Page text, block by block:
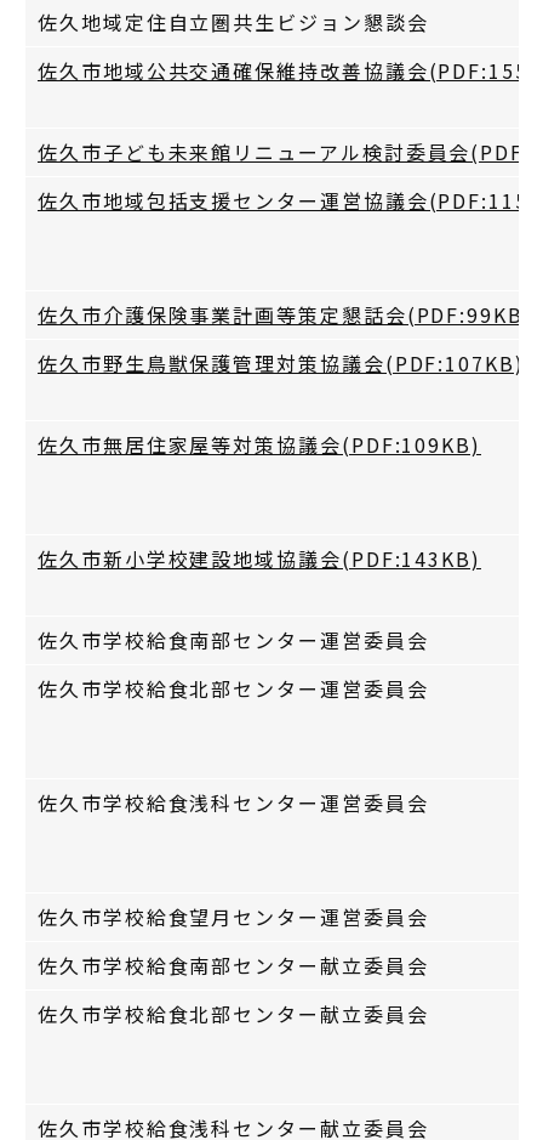
佐久地域定住自立圏共生ビジョン懇談会
佐久市地域公共交通確保維持改善協議会
佐久市子ども未来館リニューアル検討委員会
佐久市地域包括支援センター運営協議会
佐久市介護保険事業計画等策定懇話会(PDF:99KB)
佐久市野生鳥獣保護管理対策協議会(PDF:107KB)
佐久市無居住家屋等対策協議会(PDF:109KB)
佐久市新小学校建設地域協議会(PDF:143KB)
佐久市学校給食南部センター運営委員会
佐久市学校給食北部センター運営委員会
佐久市学校給食浅科センター運営委員会
佐久市学校給食望月センター運営委員会
佐久市学校給食南部センター献立委員会
佐久市学校給食北部センター献立委員会
佐久市学校給食浅科センター献立委員会